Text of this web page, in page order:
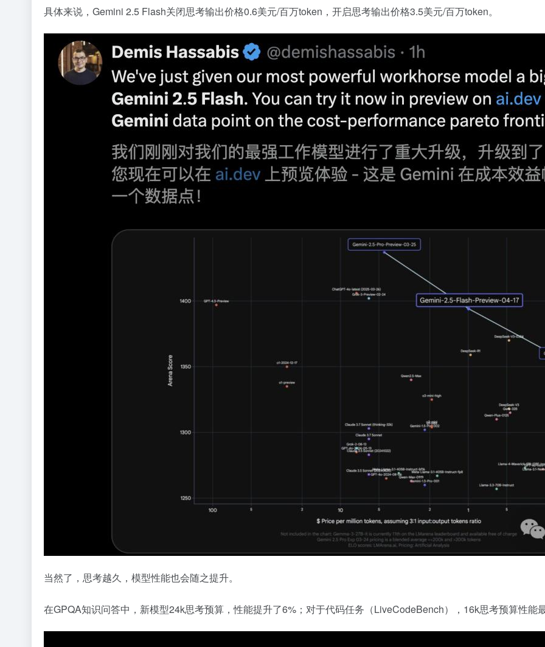
具体来说，Gemini 2.5 Flash关闭思考输出价格0.6美元/百万token，开启思考输出价格3.5美元/百万token。
当然了，思考越久，模型性能也会随之提升。
在GPQA知识问答中，新模型24k思考预算，性能提升了6%；对于代码任务（LiveCodeBench），16k思考预算性能